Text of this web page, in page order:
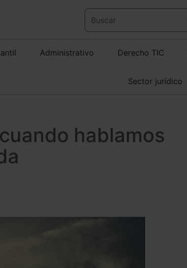
Administrativo Derecho TIC
Sector jurídico
hablamos